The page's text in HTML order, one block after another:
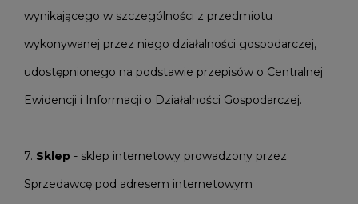
wynikającego w szczególności z przedmiotu
wykonywanej przez niego działalności gospodarczej,
udostępnionego na podstawie przepisów o Centralnej
Ewidencji i Informacji o Działalności Gospodarczej.
7. Sklep - sklep internetowy prowadzony przez
Sprzedawcę pod adresem internetowym